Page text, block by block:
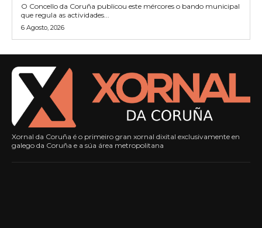
O Concello da Coruña publicou este mércores o bando municipal
que regula as actividades...
6 Agosto, 2026
Xornal da Coruña é o primeiro gran xornal dixital exclusivamente en
galego da Coruña e a súa área metropolitana